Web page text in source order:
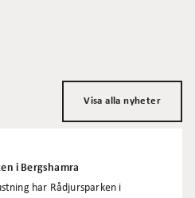
Visa alla nyheter
i Bergshamra
har Rådjursparken i